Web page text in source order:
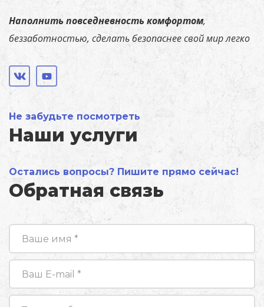
Наполнить повседневность комфортом,
беззаботностью, сделать безопаснее свой мир легко
Не забудьте посмотреть
Наши услуги
Остались вопросы? Пишите прямо сейчас!
Обратная связь